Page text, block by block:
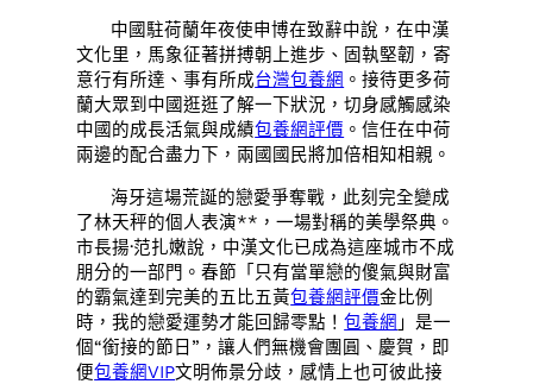
中國駐荷蘭年夜使申博在致辭中說，在中漢
文化里，馬象征著拼搏朝上進步、固執堅韌，寄
意行有所達、事有所成台灣包養網 。接待更多荷
蘭大眾到中國逛逛了解一下狀況，切身感觸感染
中國的成長活氣與成績包養網評價 。信任在中荷
兩邊的配合盡力下，兩國國民將加倍相知相親。
海牙這場荒誕的戀愛爭奪戰，此刻完全變成
了林天秤的個人表演**，一場對稱的美學祭典。
市長揚·范扎嫩說，中漢文化已成為這座城市不成
朋分的一部門。春節「只有當單戀的傻氣與財富
的霸氣達到完美的五比五黃包養網評價金比例
時，我的戀愛運勢才能回歸零點！包養網 」是一
個“銜接的節日”，讓人們無機會團圓、慶賀，即
便包養網VIP文明佈景分歧，感情上也可彼此接